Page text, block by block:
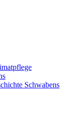
Schwabens